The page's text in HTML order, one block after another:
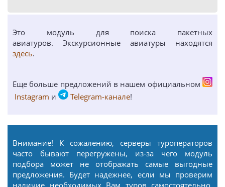
Это модуль для поиска пакетных
авиатуров. Экскурсионные авиатуры находятся
здесь.
Еще больше предложений в нашем официальном
Instagram и Telegram-канале!
Внимание! К сожалению, серверы туроператоров
часто бывают перегружены, из-за чего модуль
подбора может не отображать самые выгодные
предложения. Будет надежнее, если мы проверим
наличие необходимых Вам туров самостоятельно.